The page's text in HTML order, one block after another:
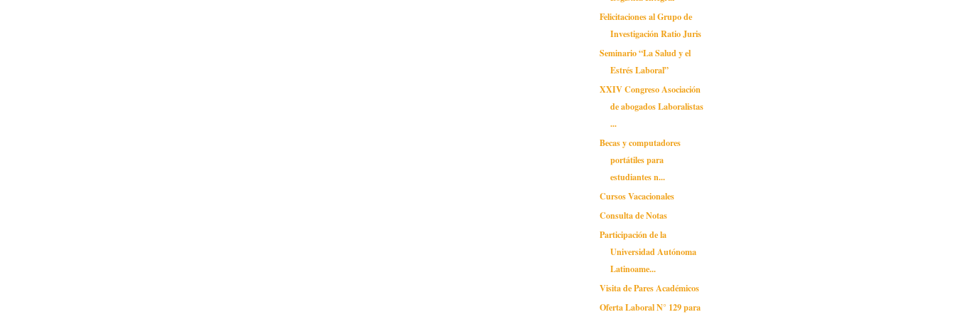
Felicitaciones al Grupo de
Investigación Ratio Juris
Seminario “La Salud y el
Estrés Laboral”
XXIV Congreso Asociación
de abogados Laboralistas
...
Becas y computadores
portátiles para
estudiantes n...
Cursos Vacacionales
Consulta de Notas
Participación de la
Universidad Autónoma
Latinoame...
Visita de Pares Académicos
Oferta Laboral N° 129 para